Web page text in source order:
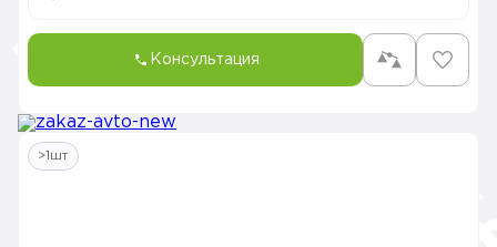
Консультация
>1шт